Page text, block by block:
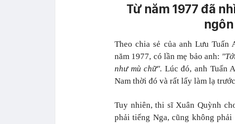
Từ năm 1977 đã
Theo chia sẻ của anh Lưu Tuấn
năm 1977, có lần mẹ bảo anh:
như mù chữ". Lúc đó, anh Tuấn
Nam thời đó và rất lấy làm lạ
Tuy nhiên, thi sĩ Xuân Quỳnh
phải tiếng Nga, cũng không